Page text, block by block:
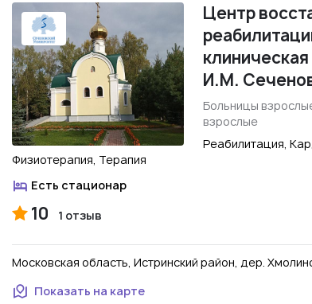
Центр
И.М.
Больницы
взрослые
Реабилитация,
Физиотерапия, Терапия
Есть стационар
10 1 отзыв
Московская область, Истринский район, дер.
Показать на карте